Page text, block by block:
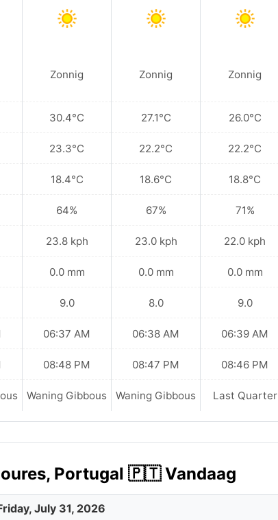
Zonnig
30.4°C
23.3°C
18.4°C
64%
23.8 kph
0.0 mm
9.0
06:37 AM
08:48 PM
Waning Gibbous
Zonnig
27.1°C
22.2°C
18.6°C
67%
23.0 kph
0.0 mm
8.0
06:38 AM
08:47 PM
Waning Gibbous
Zonnig
26.0°C
22.2°C
18.8°C
71%
22.0 kph
0.0 mm
9.0
06:39 AM
08:46 PM
Last Quarter
Portugal 🇵🇹 Vandaag
July 31, 2026